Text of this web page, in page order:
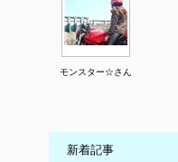
モンスター☆さん
新着記事